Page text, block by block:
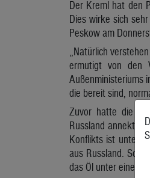
Der Kreml hat den
Dies wirke sich
Peskow am
„Natürlich
ermutigt von den
Außenministeriums
die bereit sind,
Zuvor hatte die
Russland
Konflikts ist unter
aus Russland. So
das Öl unter einem